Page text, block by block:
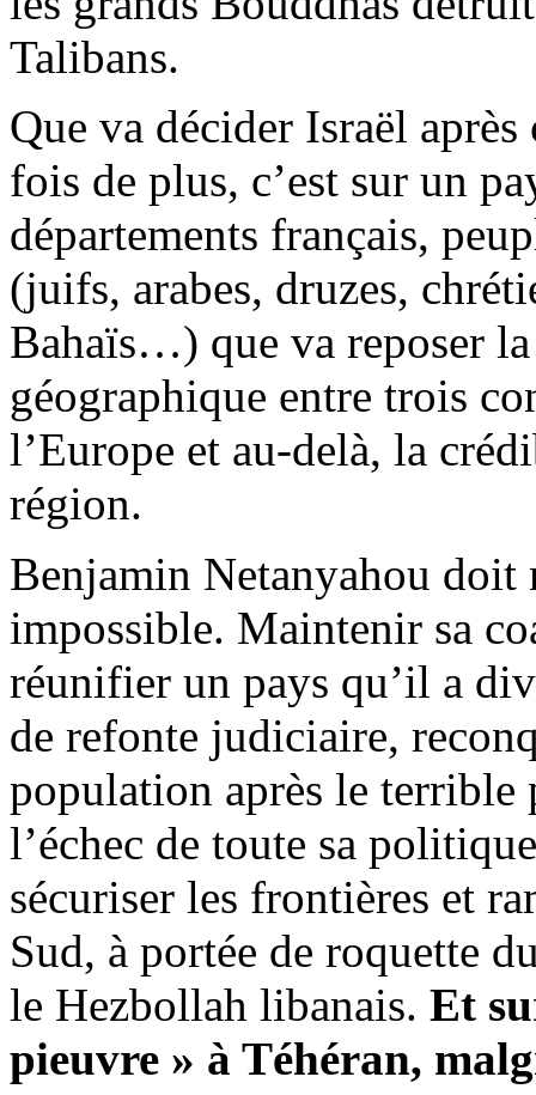
Talibans.
Que va décider Israël
fois de plus, c’est sur un
départements français,
(juifs, arabes, druzes,
Bahaïs…) que va reposer
géographique entre trois
l’Europe et au-delà, la
région.
Benjamin Netanyahou doit
impossible. Maintenir sa
réunifier un pays qu’il a
de refonte judiciaire,
population après le terrible
l’échec de toute sa
sécuriser les frontières et
Sud, à portée de roquette
le Hezbollah libanais. Et
pieuvre » à Téhéran,